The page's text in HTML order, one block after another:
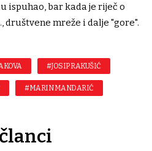
ispuhao, bar kada je riječ o
društvene mreže i dalje "gore".
#JOSIP RAKUŠIĆ
#MARIN MANDARIĆ